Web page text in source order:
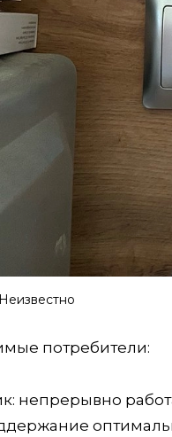
потребители:
непрерывно